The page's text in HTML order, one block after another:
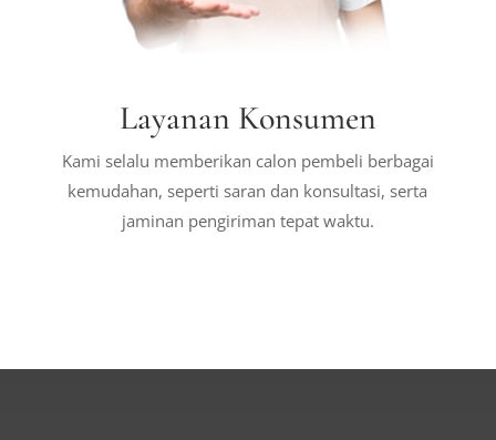
Layanan Konsumen
Kami selalu memberikan calon pembeli berbagai
kemudahan, seperti saran dan konsultasi, serta
jaminan pengiriman tepat waktu.